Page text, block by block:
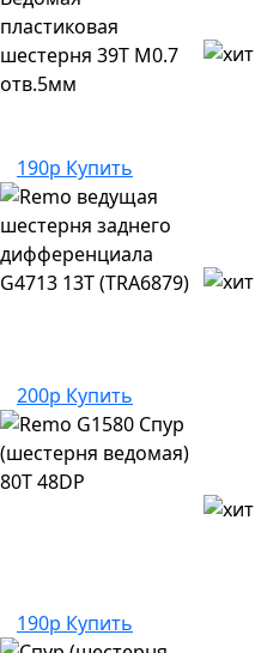
190р Купить
200р Купить
190р Купить